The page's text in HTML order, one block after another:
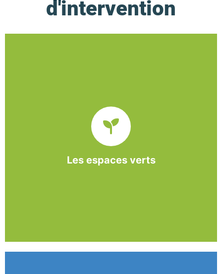
d'intervention
Les espaces verts
paysager, l’association BASE propose et réalise
des interventions à la demande des entreprises et
collectivités locales.